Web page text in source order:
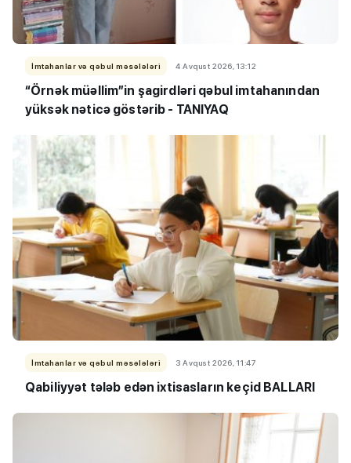
İmtahanlar və qəbul məsələləri 4 Avqust 2026, 13:12
“Örnək müəllim”in şagirdləri qəbul imtahanından
yüksək nəticə göstərib - TANIYAQ
İmtahanlar və qəbul məsələləri 3 Avqust 2026, 11:47
Qabiliyyət tələb edən ixtisasların keçid BALLARI